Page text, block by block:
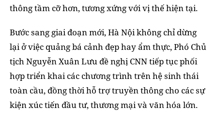
thông tầm cỡ hơn, tương xứng với vị thế hiện tại.
Bước sang giai đoạn mới, Hà Nội không chỉ dừng
lại ở việc quảng bá cảnh đẹp hay ẩm thực, Phó Chủ
tịch Nguyễn Xuân Lưu đề nghị CNN tiếp tục phối
hợp triển khai các chương trình trên hệ sinh thái
toàn cầu, đồng thời hỗ trợ truyền thông cho các sự
kiện xúc tiến đầu tư, thương mại và văn hóa lớn.